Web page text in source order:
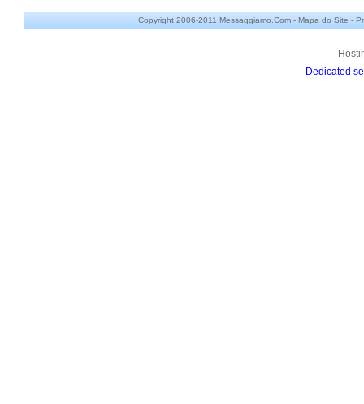
Copyright 2006-2011 Messaggiamo.Com - Mapa do Site -
Dedicated